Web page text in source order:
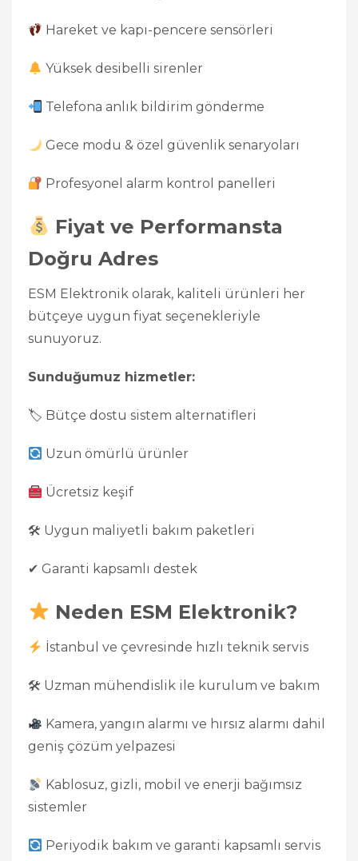
Hareket ve kapı-pencere sensörleri
Yüksek desibelli sirenler
Telefona anlık bildirim gönderme
Gece modu & özel güvenlik senaryoları
Profesyonel alarm kontrol panelleri
Fiyat ve Performansta
Doğru Adres
ESM Elektronik olarak, kaliteli ürünleri her
bütçeye uygun fiyat seçenekleriyle
sunuyoruz.
Sunduğumuz hizmetler:
🏷 Bütçe dostu sistem alternatifleri
Uzun ömürlü ürünler
Ücretsiz keşif
🛠 Uygun maliyetli bakım paketleri
✔ Garanti kapsamlı destek
Neden ESM Elektronik?
İstanbul ve çevresinde hızlı teknik servis
🛠 Uzman mühendislik ile kurulum ve bakım
Kamera, yangın alarmı ve hırsız alarmı dahil
geniş çözüm yelpazesi
Kablosuz, gizli, mobil ve enerji bağımsız
sistemler
Periyodik bakım ve garanti kapsamlı servis